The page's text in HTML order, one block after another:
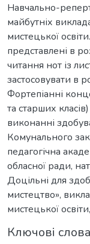
Навчально-
майбутніх
мистецької
представлені в
читання нот із
застосовувати в
Фортепіанні
та старших
виконанні
Комунального
педагогічна
обласної ради,
Доцільні для
мистецтво»,
мистецької
Ключові слова